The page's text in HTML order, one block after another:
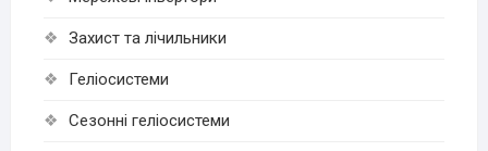
Захист та лічильники
Геліосистеми
Сезонні геліосистеми